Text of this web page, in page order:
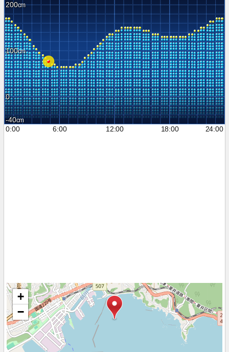
200
100
0
-40
0:00
6:00 12:00 18:00 24:00
+
−